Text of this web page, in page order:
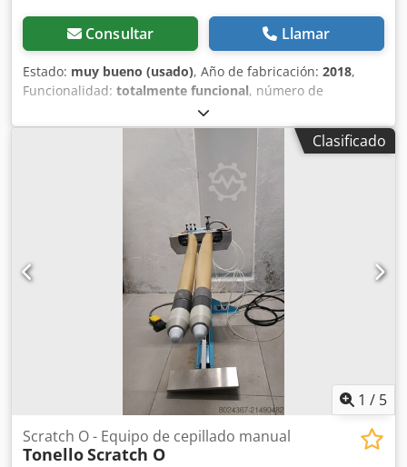
Consultar Llamar
Estado: muy bueno (usado), Año de fabricación: 2018,
Funcionalidad: totalmente funcional, número de
, Ofrecemos esta lavadora
industrial Tonello 70 L1 ECOFREE 2 en muy buenas
condiciones, año de fabricación 2018. Marca: Tonello
Modelo: 70 L1 ECOFREE 2 Año de fabricación: 2018
Condición: muy buena ID de categoría: 2065 ID de tipo:
1018 Tipo: lavadora industrial Dsdpfoyt Hcwex Adlokr Si
tiene alguna pregunta o necesita información adicional, no
dude en escribirnos un mensaje o llamarnos.
Clasificado
1 / 5
Scratch O - Equipo de cepillado manual
TonelloScratch O